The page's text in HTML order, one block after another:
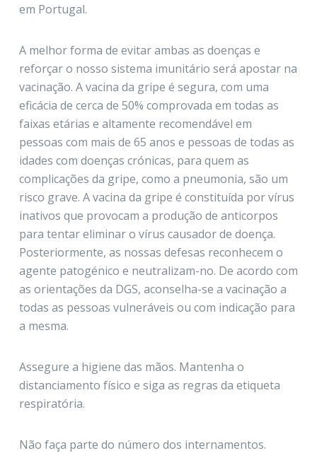
em Portugal.
A melhor forma de evitar ambas as doenças e
reforçar o nosso sistema imunitário será apostar na
vacinação. A vacina da gripe é segura, com uma
eficácia de cerca de 50% comprovada em todas as
faixas etárias e altamente recomendável em
pessoas com mais de 65 anos e pessoas de todas as
idades com doenças crónicas, para quem as
complicações da gripe, como a pneumonia, são um
risco grave. A vacina da gripe é constituída por vírus
inativos que provocam a produção de anticorpos
para tentar eliminar o vírus causador de doença.
Posteriormente, as nossas defesas reconhecem o
agente patogénico e neutralizam-no. De acordo com
as orientações da DGS, aconselha-se a vacinação a
todas as pessoas vulneráveis ou com indicação para
a mesma.
Assegure a higiene das mãos. Mantenha o
distanciamento físico e siga as regras da etiqueta
respiratória.
Não faça parte do número dos internamentos.